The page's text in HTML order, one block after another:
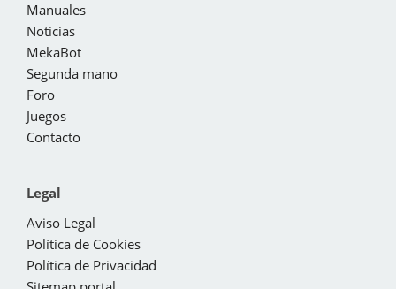
Manuales
Noticias
MekaBot
Segunda mano
Foro
Juegos
Contacto
Legal
Aviso Legal
Política de Cookies
Política de Privacidad